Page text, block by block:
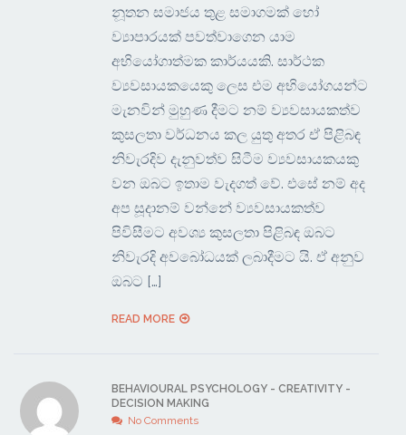
නූතන සමාජය තුළ සමාගමක් හෝ
ව්‍යාපාරයක් පවත්වාගෙන යාම
අභියෝගාත්මක කාර්යයකි. සාර්ථක
ව්‍යවසායකයෙකු ලෙස එම අභියෝගයන්ට
මැනවින් මුහුණ දීමට නම් ව්‍යවසායකත්ව
කුසලතා වර්ධනය කල යුතු අතර ඒ පිළිබඳ
නිවැරදිව දැනුවත්ව සිටීම ව්‍යවසායකයකු
වන ඔබට ඉතාම වැදගත් වේ. එසේ නම් අද
අප සූදානම් වන්නේ ව්‍යවසායකත්ව
පිවිසීමට අවශ්‍ය කුසලතා පිළිබඳ ඔබට
නිවැරදි අවබෝධයක් ලබාදීමට යි. ඒ අනුව
ඔබට […]
READ MORE
BEHAVIOURAL PSYCHOLOGY -CREATIVITY -
DECISION MAKING
No Comments